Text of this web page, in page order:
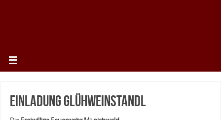
Einladung Glühweinstandl